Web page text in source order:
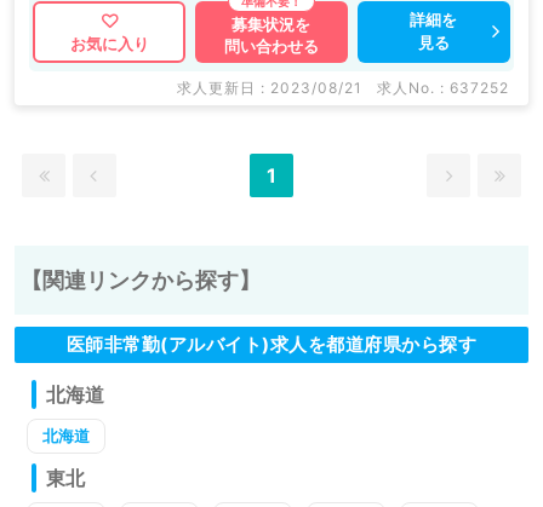
お気に入り
募集状況を
問い合わせる
詳細を
見る
求人更新日 : 2023/08/21 求人No. : 637252
1
【関連リンクから探す】
医師非常勤(アルバイト)求人を都道府県から探す
北海道
北海道
東北